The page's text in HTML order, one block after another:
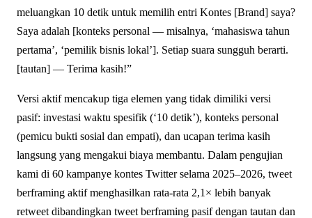
meluangkan 10 detik untuk memilih entri Kontes [Brand] saya?
Saya adalah [konteks personal — misalnya, ‘mahasiswa tahun
pertama’, ‘pemilik bisnis lokal’]. Setiap suara sungguh berarti.
[tautan] — Terima kasih!”
Versi aktif mencakup tiga elemen yang tidak dimiliki versi
pasif: investasi waktu spesifik (‘10 detik’), konteks personal
(pemicu bukti sosial dan empati), dan ucapan terima kasih
langsung yang mengakui biaya membantu. Dalam pengujian
kami di 60 kampanye kontes Twitter selama 2025–2026, tweet
berframing aktif menghasilkan rata-rata 2,1× lebih banyak
retweet dibandingkan tweet berframing pasif dengan tautan dan